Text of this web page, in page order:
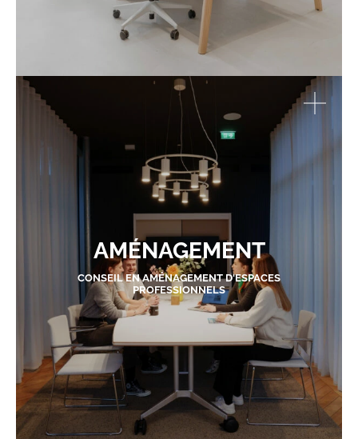
AMÉNAGEMENT
CONSEIL EN AMÉNAGEMENT D'ESPACES
PROFESSIONNELS